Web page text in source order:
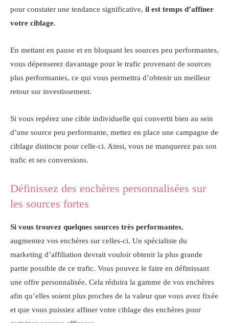
pour constater une tendance significative, il est temps d’affiner
votre ciblage.
En mettant en pause et en bloquant les sources peu performantes,
vous dépenserez davantage pour le trafic provenant de sources
plus performantes, ce qui vous permettra d’obtenir un meilleur
retour sur investissement.
Si vous repérez une cible individuelle qui convertit bien au sein
d’une source peu performante, mettez en place une campagne de
ciblage distincte pour celle-ci. Ainsi, vous ne manquerez pas son
trafic et ses conversions.
Définissez des enchères personnalisées sur
les sources fortes
Si vous trouvez quelques sources très performantes,
augmentez vos enchères sur celles-ci. Un spécialiste du
marketing d’affiliation devrait vouloir obtenir la plus grande
partie possible de ce trafic. Vous pouvez le faire en définissant
une offre personnalisée. Cela réduira la gamme de vos enchères
afin qu’elles soient plus proches de la valeur que vous avez fixée
et que vous puissiez affiner votre ciblage des enchères pour